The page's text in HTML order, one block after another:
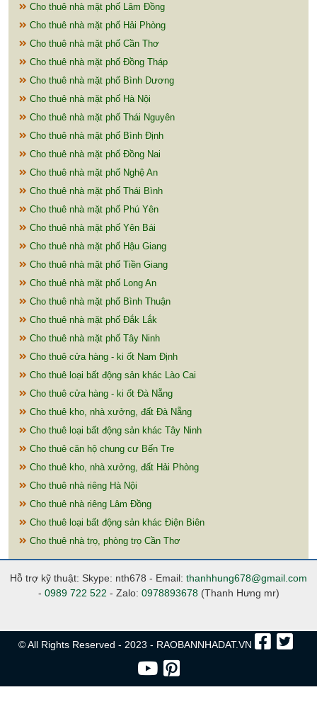
Cho thuê nhà mặt phố Lâm Đồng
Cho thuê nhà mặt phố Hải Phòng
Cho thuê nhà mặt phố Cần Thơ
Cho thuê nhà mặt phố Đồng Tháp
Cho thuê nhà mặt phố Bình Dương
Cho thuê nhà mặt phố Hà Nội
Cho thuê nhà mặt phố Thái Nguyên
Cho thuê nhà mặt phố Bình Định
Cho thuê nhà mặt phố Đồng Nai
Cho thuê nhà mặt phố Nghệ An
Cho thuê nhà mặt phố Thái Bình
Cho thuê nhà mặt phố Phú Yên
Cho thuê nhà mặt phố Yên Bái
Cho thuê nhà mặt phố Hậu Giang
Cho thuê nhà mặt phố Tiền Giang
Cho thuê nhà mặt phố Long An
Cho thuê nhà mặt phố Bình Thuận
Cho thuê nhà mặt phố Đắk Lắk
Cho thuê nhà mặt phố Tây Ninh
Cho thuê cửa hàng - ki ốt Nam Định
Cho thuê loại bất động sản khác Lào Cai
Cho thuê cửa hàng - ki ốt Đà Nẵng
Cho thuê kho, nhà xưởng, đất Đà Nẵng
Cho thuê loại bất động sản khác Tây Ninh
Cho thuê căn hộ chung cư Bến Tre
Cho thuê kho, nhà xưởng, đất Hải Phòng
Cho thuê nhà riêng Hà Nội
Cho thuê nhà riêng Lâm Đồng
Cho thuê loại bất động sản khác Điện Biên
Cho thuê nhà trọ, phòng trọ Cần Thơ
Hỗ trợ kỹ thuật: Skype: nth678 - Email: thanhhung678@gmail.com
- 0989 722 522 - Zalo: 0978893678(Thanh Hưng mr)
© All Rights Reserved - 2023 - RAOBANNHADAT.VN